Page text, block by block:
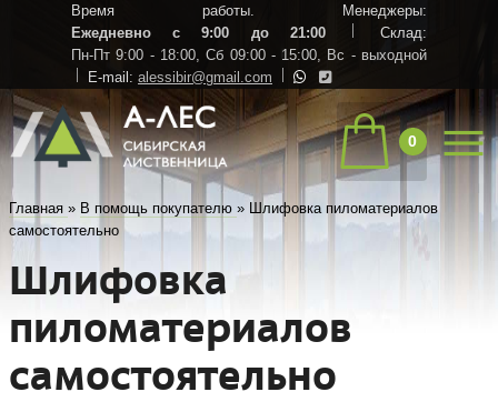
Время работы. Менеджеры:
Ежедневно с 9:00 до 21:00
Склад:
Пн-Пт 9:00 - 18:00, Сб 09:00 - 15:00, Вс - выходной
E-mail: alessibir@gmail.com
0
Главная » В помощь покупателю » Шлифовка пиломатериалов
самостоятельно
Шлифовка
пиломатериалов
самостоятельно